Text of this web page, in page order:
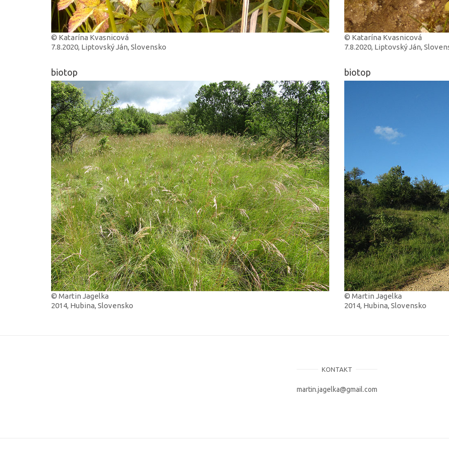
© Katarína Kvasnicová
7.8.2020, Liptovský Ján, Slovensko
© Katarína Kvasnicová
7.8.2020, Liptovský Ján,
biotop
© Martin Jagelka
2014, Hubina, Slovensko
biotop
© Martin Jagelka
2014, Hubina, Slovensko
KONTAKT
martin.jagelka@gmail.com